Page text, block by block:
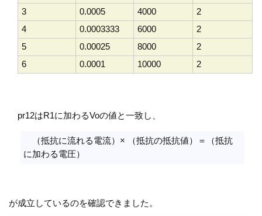
3
0.0005 4000
2
4
0.0003333 6000
2
5
0.00025 8000
2
6
0.0001 10000 2
pr12はR1に加わるVoの値と一致し、
（抵抗に流れる電流）× （抵抗の抵抗値）＝（抵抗
に加わる電圧）
が成立しているのを確認できました。